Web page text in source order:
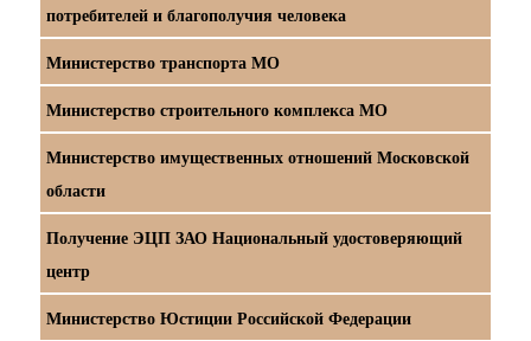
потребителей и благополучия человека
Министерство транспорта МО
Министерство строительного комплекса МО
Министерство имущественных отношений Московской
области
Получение ЭЦП ЗАО Национальный удостоверяющий
центр
Министерство Юстиции Российской Федерации